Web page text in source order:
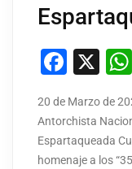
X
20 de Marzo de
Antorchista
Espartaqueada
homenaje a los